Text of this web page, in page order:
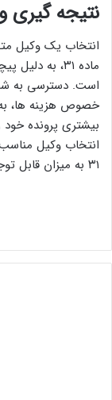
نتیجه
انتخاب یک وکیل
ماده ۳۱، به
است. دسترسی به
خصوص هزینه ها،
بیشتری پرونده
انتخاب وکیل
۳۱ به میزان قابل توجهی افزایش خواهد یافت.